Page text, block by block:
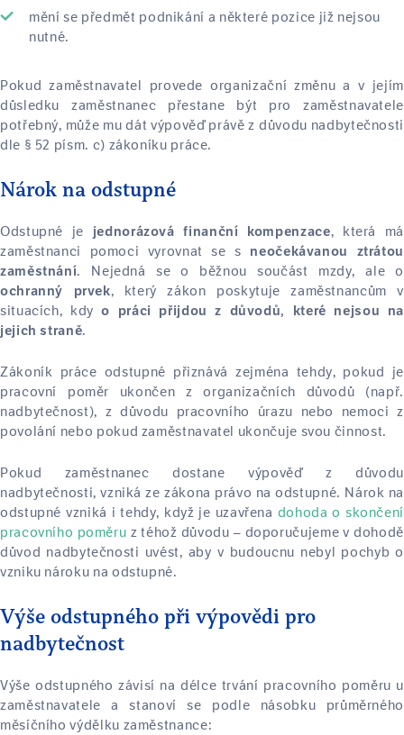
mění se předmět podnikání a některé pozice již nejsou
nutné.
Pokud zaměstnavatel provede organizační změnu a v jejím
důsledku zaměstnanec přestane být pro zaměstnavatele
potřebný, může mu dát výpověď právě z důvodu nadbytečnosti
dle § 52 písm. c) zákoníku práce.
Nárok na odstupné
Odstupné je jednorázová finanční kompenzace, která má
zaměstnanci pomoci vyrovnat se s neočekávanou ztrátou
zaměstnání. Nejedná se o běžnou součást mzdy, ale o
ochranný prvek, který zákon poskytuje zaměstnancům v
situacích, kdyo práci přijdou z důvodů, které nejsou na
jejich straně.
Zákoník práce odstupné přiznává zejména tehdy, pokud je
pracovní poměr ukončen z organizačních důvodů (např.
nadbytečnost), z důvodu pracovního úrazu nebo nemoci z
povolání nebo pokud zaměstnavatel ukončuje svou činnost.
Pokud zaměstnanec dostane výpověď z důvodu
nadbytečnosti, vzniká ze zákona právo na odstupné. Nárok na
odstupné vzniká i tehdy, když je uzavřena dohoda o skončení
pracovního poměru z téhož důvodu – doporučujeme v dohodě
důvod nadbytečnosti uvést, aby v budoucnu nebyl pochyb o
vzniku nároku na odstupné.
Výše odstupného při výpovědi pro
nadbytečnost
Výše odstupného závisí na délce trvání pracovního poměru u
zaměstnavatele a stanoví se podle násobku průměrného
měsíčního výdělku zaměstnance: